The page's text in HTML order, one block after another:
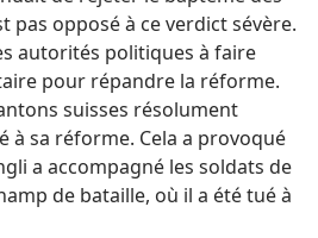
pas opposé à ce verdict sévère.
autorités politiques à faire
pour répandre la réforme.
suisses résolument
à sa réforme. Cela a provoqué
a accompagné les soldats de
de bataille, où il a été tué à